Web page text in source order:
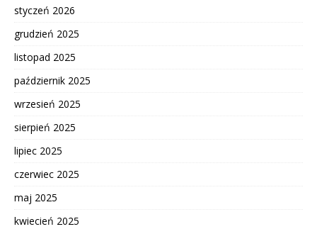
styczeń 2026
grudzień 2025
listopad 2025
październik 2025
wrzesień 2025
sierpień 2025
lipiec 2025
czerwiec 2025
maj 2025
kwiecień 2025